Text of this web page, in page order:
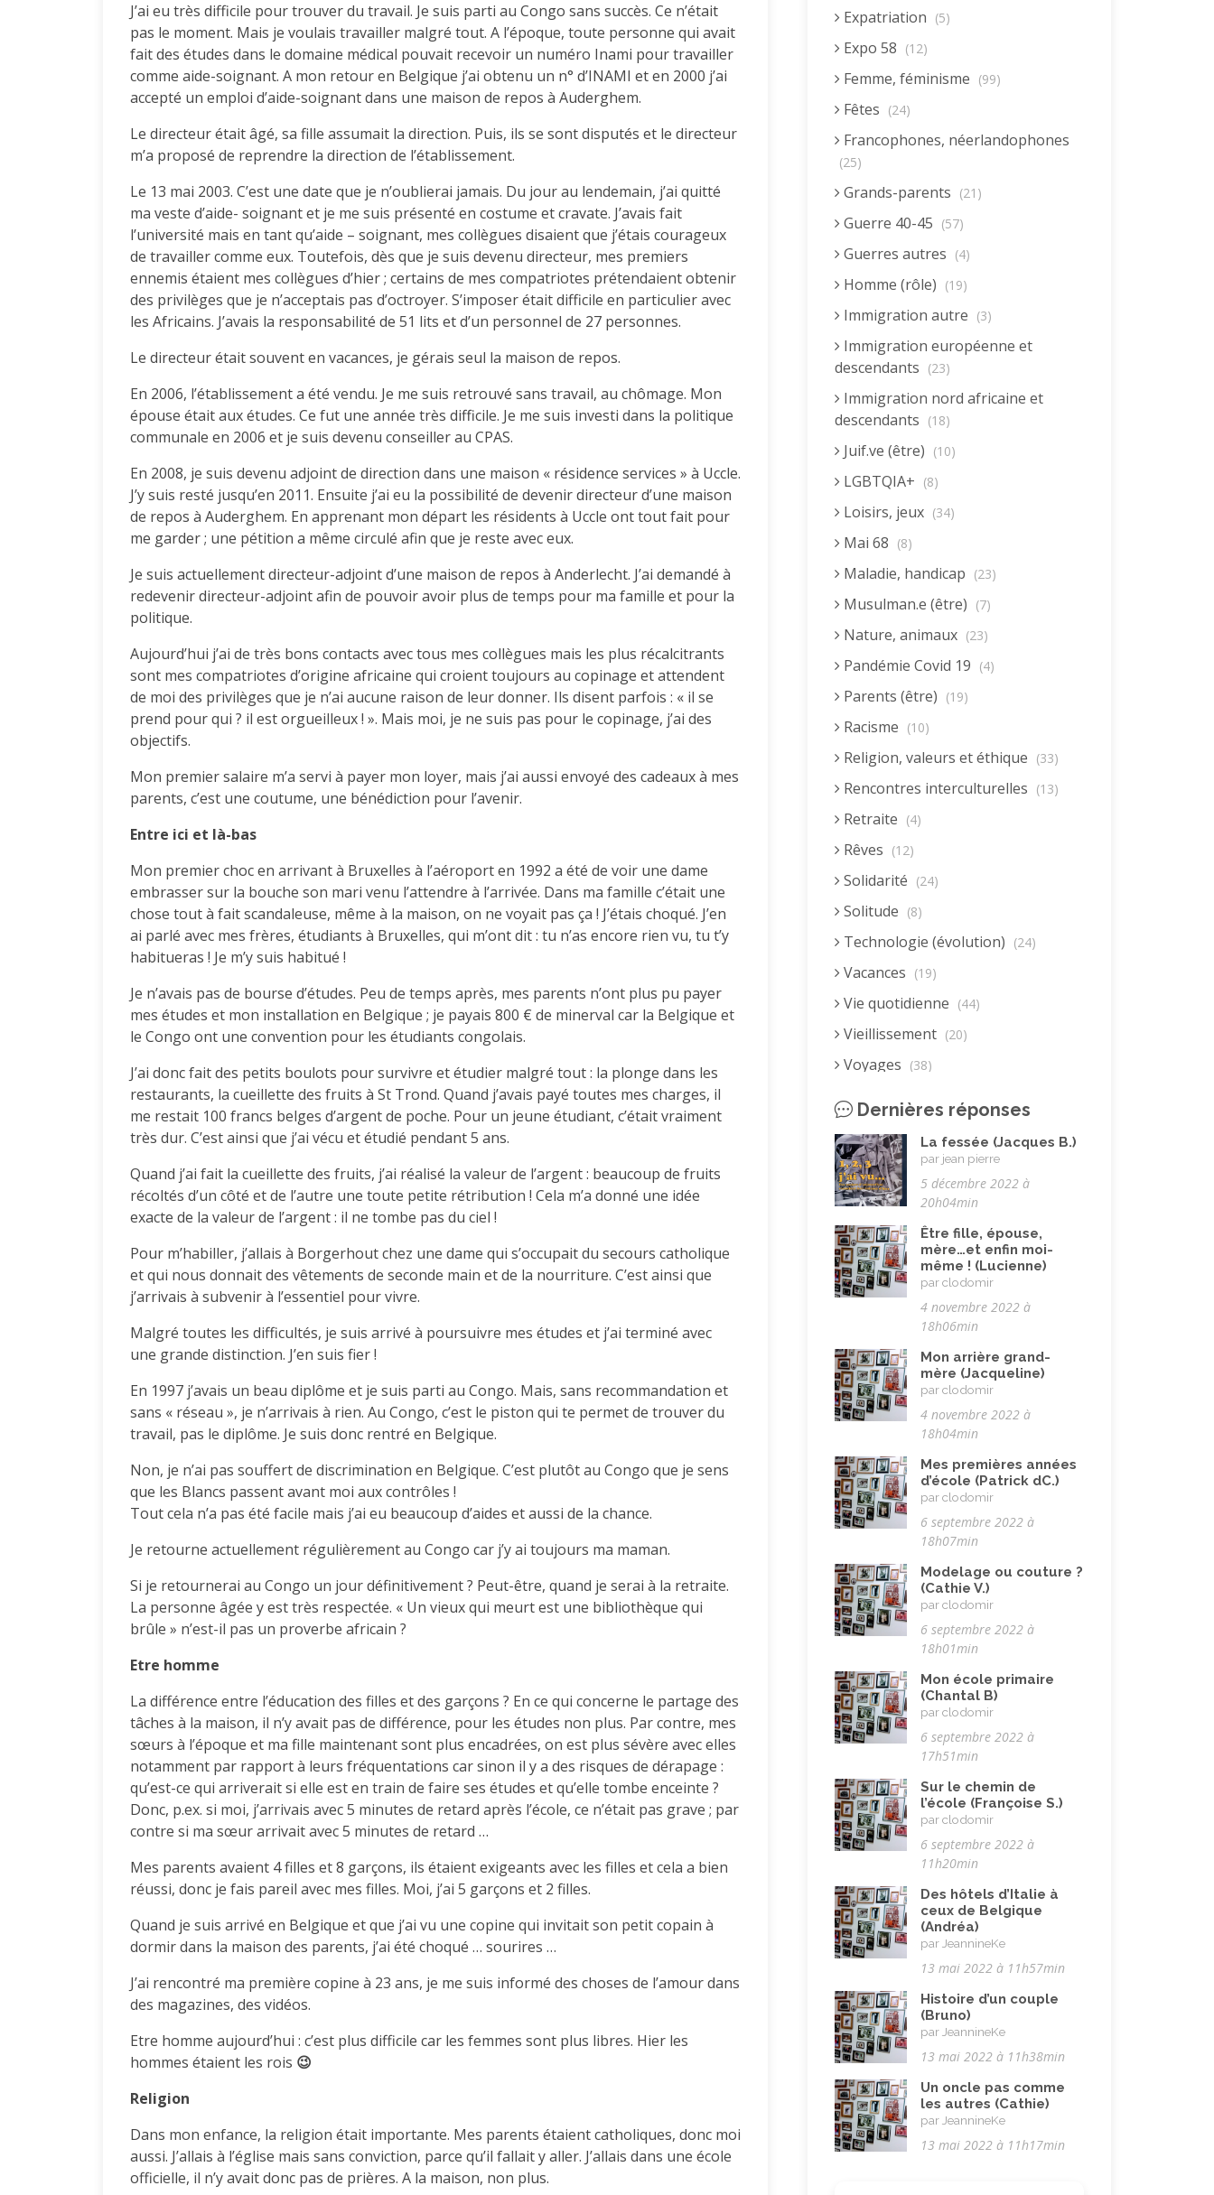
J’ai eu très difficile pour trouver du travail. Je suis parti au Congo sans succès. Ce n’était
pas le moment. Mais je voulais travailler malgré tout. A l’époque, toute personne qui avait
fait des études dans le domaine médical pouvait recevoir un numéro Inami pour travailler
comme aide-soignant. A mon retour en Belgique j’ai obtenu un n° d’INAMI et en 2000 j’ai
accepté un emploi d’aide-soignant dans une maison de repos à Auderghem.
Le directeur était âgé, sa fille assumait la direction. Puis, ils se sont disputés et le directeur
m’a proposé de reprendre la direction de l’établissement.
Le 13 mai 2003. C’est une date que je n’oublierai jamais. Du jour au lendemain, j’ai quitté
ma veste d’aide- soignant et je me suis présenté en costume et cravate. J’avais fait
l’université mais en tant qu’aide – soignant, mes collègues disaient que j’étais courageux
de travailler comme eux. Toutefois, dès que je suis devenu directeur, mes premiers
ennemis étaient mes collègues d’hier ; certains de mes compatriotes prétendaient obtenir
des privilèges que je n’acceptais pas d’octroyer. S’imposer était difficile en particulier avec
les Africains. J’avais la responsabilité de 51 lits et d’un personnel de 27 personnes.
Le directeur était souvent en vacances, je gérais seul la maison de repos.
En 2006, l’établissement a été vendu. Je me suis retrouvé sans travail, au chômage. Mon
épouse était aux études. Ce fut une année très difficile. Je me suis investi dans la politique
communale en 2006 et je suis devenu conseiller au CPAS.
En 2008, je suis devenu adjoint de direction dans une maison « résidence services » à Uccle.
J’y suis resté jusqu’en 2011. Ensuite j’ai eu la possibilité de devenir directeur d’une maison
de repos à Auderghem. En apprenant mon départ les résidents à Uccle ont tout fait pour
me garder ; une pétition a même circulé afin que je reste avec eux.
Je suis actuellement directeur-adjoint d’une maison de repos à Anderlecht. J’ai demandé à
redevenir directeur-adjoint afin de pouvoir avoir plus de temps pour ma famille et pour la
politique.
Aujourd’hui j’ai de très bons contacts avec tous mes collègues mais les plus récalcitrants
sont mes compatriotes d’origine africaine qui croient toujours au copinage et attendent
de moi des privilèges que je n’ai aucune raison de leur donner. Ils disent parfois : « il se
prend pour qui ? il est orgueilleux ! ». Mais moi, je ne suis pas pour le copinage, j’ai des
objectifs.
Mon premier salaire m’a servi à payer mon loyer, mais j’ai aussi envoyé des cadeaux à mes
parents, c’est une coutume, une bénédiction pour l’avenir.
Entre ici et là-bas
Mon premier choc en arrivant à Bruxelles à l’aéroport en 1992 a été de voir une dame
embrasser sur la bouche son mari venu l’attendre à l’arrivée. Dans ma famille c’était une
chose tout à fait scandaleuse, même à la maison, on ne voyait pas ça ! J’étais choqué. J’en
ai parlé avec mes frères, étudiants à Bruxelles, qui m’ont dit : tu n’as encore rien vu, tu t’y
habitueras ! Je m’y suis habitué !
Je n’avais pas de bourse d’études. Peu de temps après, mes parents n’ont plus pu payer
mes études et mon installation en Belgique ; je payais 800 € de minerval car la Belgique et
le Congo ont une convention pour les étudiants congolais.
J’ai donc fait des petits boulots pour survivre et étudier malgré tout : la plonge dans les
restaurants, la cueillette des fruits à St Trond. Quand j’avais payé toutes mes charges, il
me restait 100 francs belges d’argent de poche. Pour un jeune étudiant, c’était vraiment
très dur. C’est ainsi que j’ai vécu et étudié pendant 5 ans.
Quand j’ai fait la cueillette des fruits, j’ai réalisé la valeur de l’argent : beaucoup de fruits
récoltés d’un côté et de l’autre une toute petite rétribution ! Cela m’a donné une idée
exacte de la valeur de l’argent : il ne tombe pas du ciel !
Pour m’habiller, j’allais à Borgerhout chez une dame qui s’occupait du secours catholique
et qui nous donnait des vêtements de seconde main et de la nourriture. C’est ainsi que
j’arrivais à subvenir à l’essentiel pour vivre.
Malgré toutes les difficultés, je suis arrivé à poursuivre mes études et j’ai terminé avec
une grande distinction. J’en suis fier !
En 1997 j’avais un beau diplôme et je suis parti au Congo. Mais, sans recommandation et
sans « réseau », je n’arrivais à rien. Au Congo, c’est le piston qui te permet de trouver du
travail, pas le diplôme. Je suis donc rentré en Belgique.
Non, je n’ai pas souffert de discrimination en Belgique. C’est plutôt au Congo que je sens
que les Blancs passent avant moi aux contrôles !
Tout cela n’a pas été facile mais j’ai eu beaucoup d’aides et aussi de la chance.
Je retourne actuellement régulièrement au Congo car j’y ai toujours ma maman.
Si je retournerai au Congo un jour définitivement ? Peut-être, quand je serai à la retraite.
La personne âgée y est très respectée. « Un vieux qui meurt est une bibliothèque qui
brûle » n’est-il pas un proverbe africain ?
Etre homme
La différence entre l’éducation des filles et des garçons ? En ce qui concerne le partage des
tâches à la maison, il n’y avait pas de différence, pour les études non plus. Par contre, mes
sœurs à l’époque et ma fille maintenant sont plus encadrées, on est plus sévère avec elles
notamment par rapport à leurs fréquentations car sinon il y a des risques de dérapage :
qu’est-ce qui arriverait si elle est en train de faire ses études et qu’elle tombe enceinte ?
Donc, p.ex. si moi, j’arrivais avec 5 minutes de retard après l’école, ce n’était pas grave ; par
contre si ma sœur arrivait avec 5 minutes de retard …
Mes parents avaient 4 filles et 8 garçons, ils étaient exigeants avec les filles et cela a bien
réussi, donc je fais pareil avec mes filles. Moi, j’ai 5 garçons et 2 filles.
Quand je suis arrivé en Belgique et que j’ai vu une copine qui invitait son petit copain à
dormir dans la maison des parents, j’ai été choqué … sourires …
J’ai rencontré ma première copine à 23 ans, je me suis informé des choses de l’amour dans
des magazines, des vidéos.
Etre homme aujourd’hui : c’est plus difficile car les femmes sont plus libres. Hier les
hommes étaient les rois 😉
Religion
Dans mon enfance, la religion était importante. Mes parents étaient catholiques, donc moi
aussi. J’allais à l’église mais sans conviction, parce qu’il fallait y aller. J’allais dans une école
officielle, il n’y avait donc pas de prières. A la maison, non plus.
Expatriation (5)
Expo 58 (12)
Femme, féminisme (99)
Fêtes (24)
Francophones, néerlandophones
(25)
Grands-parents (21)
Guerre 40-45 (57)
Guerres autres (4)
Homme (rôle) (19)
Immigration autre (3)
Immigration européenne et
descendants (23)
Immigration nord africaine et
descendants (18)
Juif.ve (être) (10)
LGBTQIA+ (8)
Loisirs, jeux (34)
Mai 68 (8)
Maladie, handicap (23)
Musulman.e (être) (7)
Nature, animaux (23)
Pandémie Covid 19 (4)
Parents (être) (19)
Racisme (10)
Religion, valeurs et éthique (33)
Rencontres interculturelles (13)
Retraite (4)
Rêves (12)
Solidarité (24)
Solitude (8)
Technologie (évolution) (24)
Vacances (19)
Vie quotidienne (44)
Vieillissement (20)
Voyages (38)
Dernières réponses
La fessée (Jacques B.)
par jean pierre
5 décembre 2022 à
20h04min
Être fille, épouse,
mère…et enfin moi-
même ! (Lucienne)
par clodomir
4 novembre 2022 à
18h06min
Mon arrière grand-
mère (Jacqueline)
par clodomir
4 novembre 2022 à
18h04min
Mes premières années
d’école (Patrick dC.)
par clodomir
6 septembre 2022 à
18h07min
Modelage ou couture ?
(Cathie V.)
par clodomir
6 septembre 2022 à
18h01min
Mon école primaire
(Chantal B)
par clodomir
6 septembre 2022 à
17h51min
Sur le chemin de
l’école (Françoise S.)
par clodomir
6 septembre 2022 à
11h20min
Des hôtels d’Italie à
ceux de Belgique
(Andréa)
par JeannineKe
13 mai 2022 à 11h57min
Histoire d’un couple
(Bruno)
par JeannineKe
13 mai 2022 à 11h38min
Un oncle pas comme
les autres (Cathie)
par JeannineKe
13 mai 2022 à 11h17min